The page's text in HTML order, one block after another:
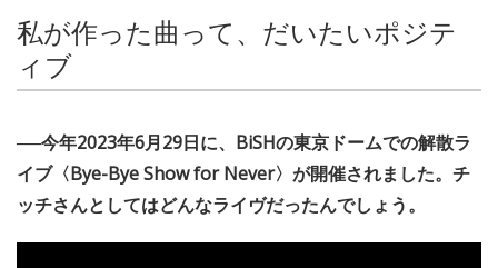
私が作った曲って、だいたいポジテ
ィブ
──今年2023年6月29日に、BiSHの東京ドームでの解散ラ
イブ〈Bye-Bye Show for Never〉が開催されました。チ
ッチさんとしてはどんなライヴだったんでしょう。